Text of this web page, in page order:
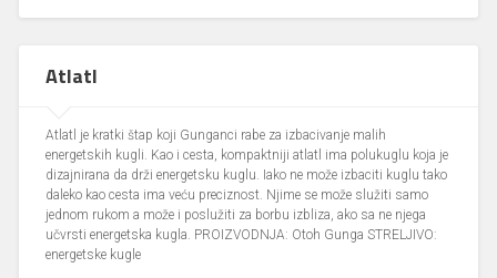
Atlatl
Atlatl je kratki štap koji Gunganci rabe za izbacivanje malih
energetskih kugli. Kao i cesta, kompaktniji atlatl ima polukuglu koja je
dizajnirana da drži energetsku kuglu. Iako ne može izbaciti kuglu tako
daleko kao cesta ima veću preciznost. Njime se može služiti samo
jednom rukom a može i poslužiti za borbu izbliza, ako sa ne njega
učvrsti energetska kugla. PROIZVODNJA: Otoh Gunga STRELJIVO:
energetske kugle